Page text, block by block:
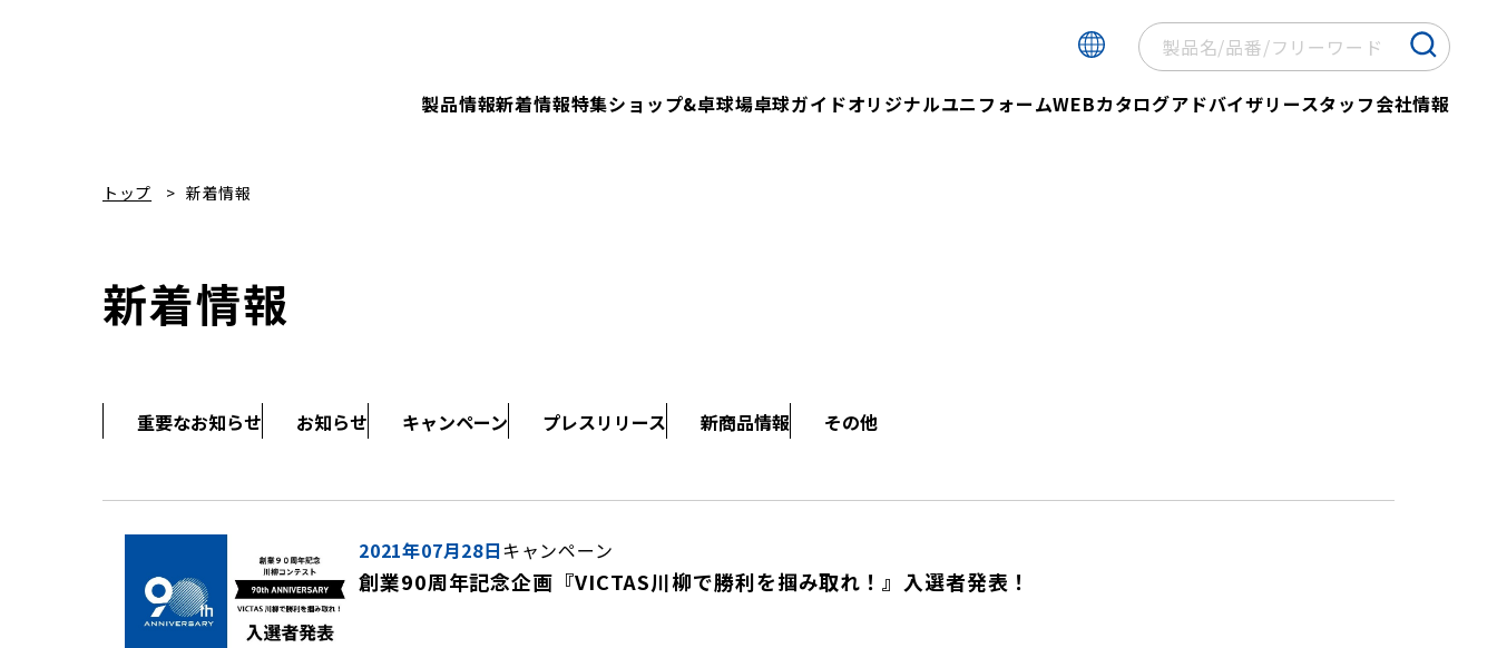
製品情報新着情報特集ショップ&卓球場卓球ガイドオリジナルユニフォームWEBカタログアドバイザリースタッフ会社情報
トップ 新着情報
新着情報
重要なお知らせ お知らせ キャンペーン プレスリリース 新商品情報 その他
2021年07月28日キャンペーン
創業90周年記念企画『VICTAS川柳で勝利を掴み取れ！』入選者発表！